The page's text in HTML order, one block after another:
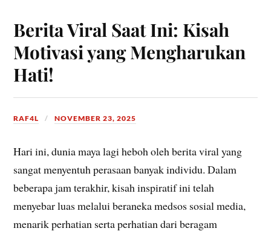
Berita Viral Saat Ini: Kisah
Motivasi yang Mengharukan
Hati!
RAF4L NOVEMBER 23, 2025
Hari ini, dunia maya lagi heboh oleh berita viral yang
sangat menyentuh perasaan banyak individu. Dalam
beberapa jam terakhir, kisah inspiratif ini telah
menyebar luas melalui beraneka medsos sosial media,
menarik perhatian serta perhatian dari beragam